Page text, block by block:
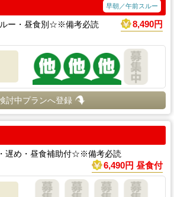
早朝／午前スルー
ー・昼食別☆※備考必読 8,490円
討中プランへ登録
遅め・昼食補助付☆※備考必読
6,490円 昼食付